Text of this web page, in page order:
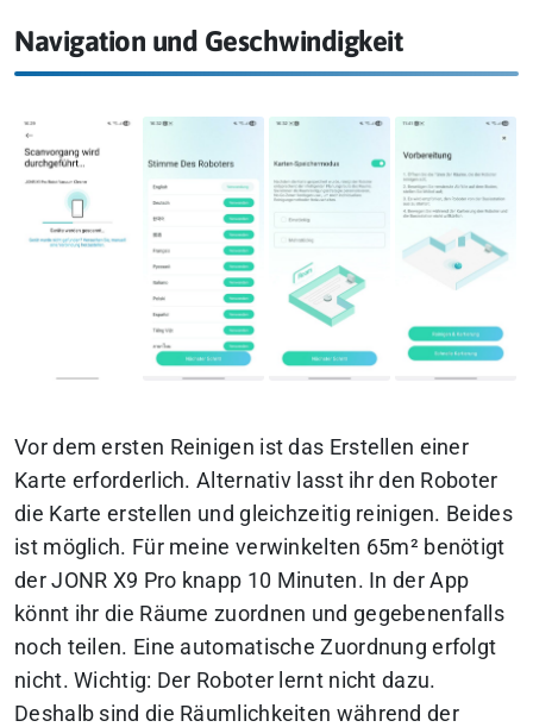
Navigation und Geschwindigkeit
Vor dem ersten Reinigen ist das Erstellen einer
Karte erforderlich. Alternativ lasst ihr den Roboter
die Karte erstellen und gleichzeitig reinigen. Beides
ist möglich. Für meine verwinkelten 65m² benötigt
der JONR X9 Pro knapp 10 Minuten. In der App
könnt ihr die Räume zuordnen und gegebenenfalls
noch teilen. Eine automatische Zuordnung erfolgt
nicht. Wichtig: Der Roboter lernt nicht dazu.
Deshalb sind die Räumlichkeiten während der